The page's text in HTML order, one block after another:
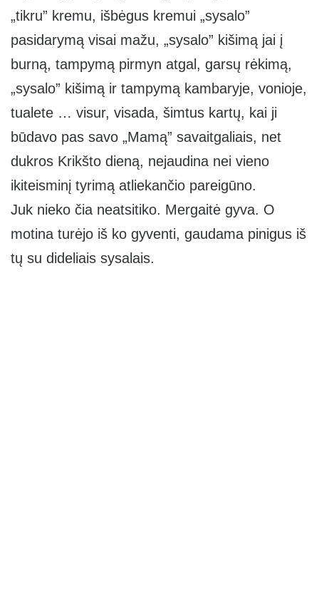
„tikru” kremu, išbėgus kremui „sysalo”
pasidarymą visai mažu, „sysalo” kišimą jai į
burną, tampymą pirmyn atgal, garsų rėkimą,
„sysalo” kišimą ir tampymą kambaryje, vonioje,
tualete … visur, visada, šimtus kartų, kai ji
būdavo pas savo „Mamą” savaitgaliais, net
dukros Krikšto dieną, nejaudina nei vieno
ikiteisminį tyrimą atliekančio pareigūno.
Juk nieko čia neatsitiko. Mergaitė gyva. O
motina turėjo iš ko gyventi, gaudama pinigus iš
tų su dideliais sysalais.